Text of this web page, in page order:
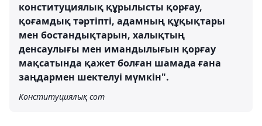
конституциялық құрылысты қорғау,
қоғамдық тәртіпті, адамның құқықтары
мен бостандықтарын, халықтың
денсаулығы мен имандылығын қорғау
мақсатында қажет болған шамада ғана
заңдармен шектелуі мүмкін".
Конституциялық сот